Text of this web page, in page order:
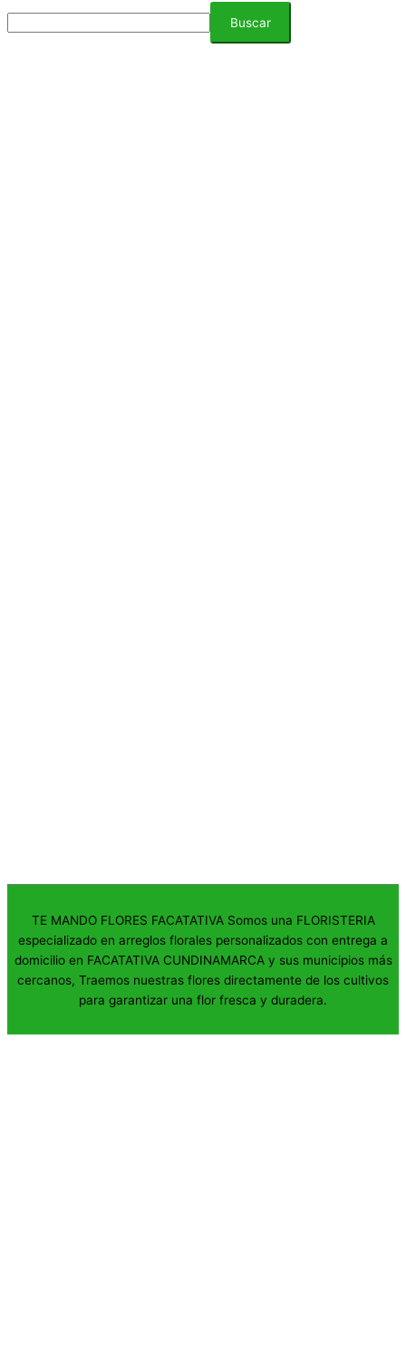
Buscar
TE MANDO FLORES FACATATIVA Somos una FLORISTERIA
especializado en arreglos florales personalizados con entrega a
domicilio en FACATATIVA CUNDINAMARCA y sus municipios más
cercanos, Traemos nuestras flores directamente de los cultivos
para garantizar una flor fresca y duradera.